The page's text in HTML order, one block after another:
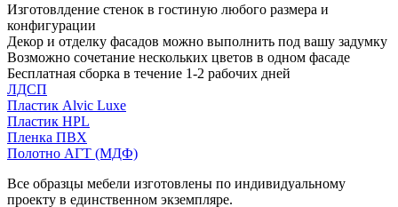
Изготовлдение стенок в гостиную любого размера и
конфигурации
Декор и отделку фасадов можно выполнить под вашу задумку
Возможно сочетание нескольких цветов в одном фасаде
Бесплатная сборка в течение 1-2 рабочих дней
ЛДСП
Пластик Alvic Luxe
Пластик HPL
Пленка ПВХ
Полотно АГТ (МДФ)
Все образцы мебели изготовлены по индивидуальному
проекту в единственном экземпляре.